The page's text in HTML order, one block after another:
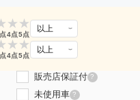
★
4点
★
5点
以上
★
4点
★
5点
以上
販売店保証付 ?
未使用車 ?